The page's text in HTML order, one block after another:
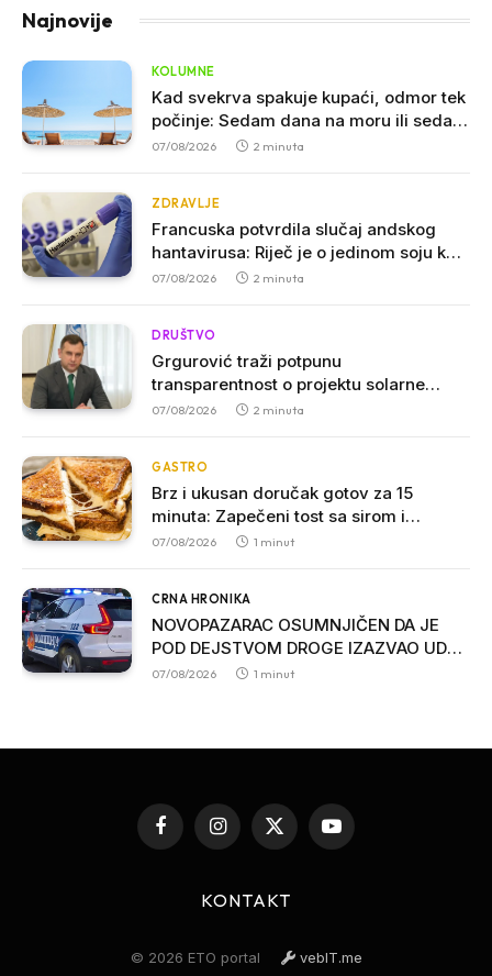
Najnovije
KOLUMNE
Kad svekrva spakuje kupaći, odmor tek
počinje: Sedam dana na moru ili sedam
godina iskustva
07/08/2026 2 minuta
ZDRAVLJE
Francuska potvrdila slučaj andskog
hantavirusa: Riječ je o jedinom soju koji
se može prenositi među ljudima
07/08/2026 2 minuta
DRUŠTVO
Grgurović traži potpunu
transparentnost o projektu solarne
elektrane kod Ostroga: Javnost mora
07/08/2026 2 minuta
GASTRO
Brz i ukusan doručak gotov za 15
minuta: Zapečeni tost sa sirom i
povrćem
07/08/2026 1 minut
CRNA HRONIKA
NOVOPAZARAC OSUMNJIČEN DA JE
POD DEJSTVOM DROGE IZAZVAO UDES
U ULCINJU: Jedna osoba poginula
07/08/2026 1 minut
FacebookInstagram
X
(Twitter)
YouTube
KONTAKT
© 2026 ETO portal vebIT.me